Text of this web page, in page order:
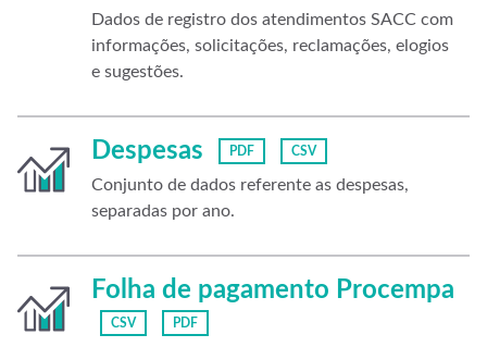
Dados de registro dos atendimentos SACC com
informações, solicitações, reclamações, elogios
e sugestões.
Despesas PDF CSV
Conjunto de dados referente as despesas,
separadas por ano.
Folha de pagamento Procempa
CSV PDF